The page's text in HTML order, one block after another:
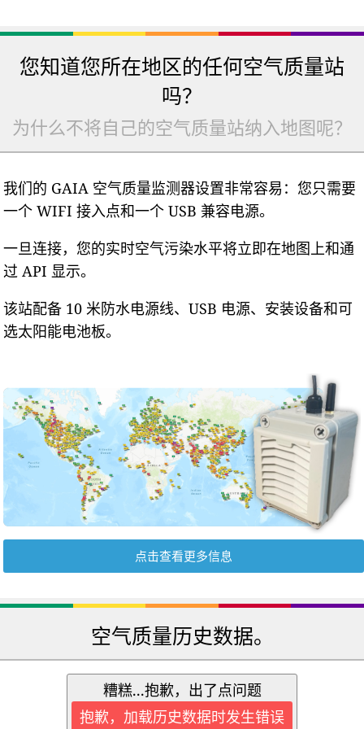
您知道您所在地区的任何空气质量站
吗？
为什么不将自己的空气质量站纳入地图呢？
我们的 GAIA 空气质量监测器设置非常容易：您只需要
一个 WIFI 接入点和一个 USB 兼容电源。
一旦连接，您的实时空气污染水平将立即在地图上和通
过 API 显示。
该站配备 10 米防水电源线、USB 电源、安装设备和可
选太阳能电池板。
点击查看更多信息
空气质量历史数据。
糟糕...抱歉，出了点问题
抱歉，加载历史数据时发生错误